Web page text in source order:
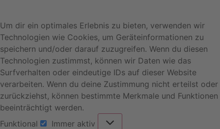
Um dir ein optimales Erlebnis zu bieten, verwenden wir
Technologien wie Cookies, um Geräteinformationen zu
speichern und/oder darauf zuzugreifen. Wenn du diesen
Technologien zustimmst, können wir Daten wie das
Surfverhalten oder eindeutige IDs auf dieser Website
verarbeiten. Wenn du deine Zustimmung nicht erteilst oder
zurückziehst, können bestimmte Merkmale und Funktionen
beeinträchtigt werden.
Funktional
Immer aktiv